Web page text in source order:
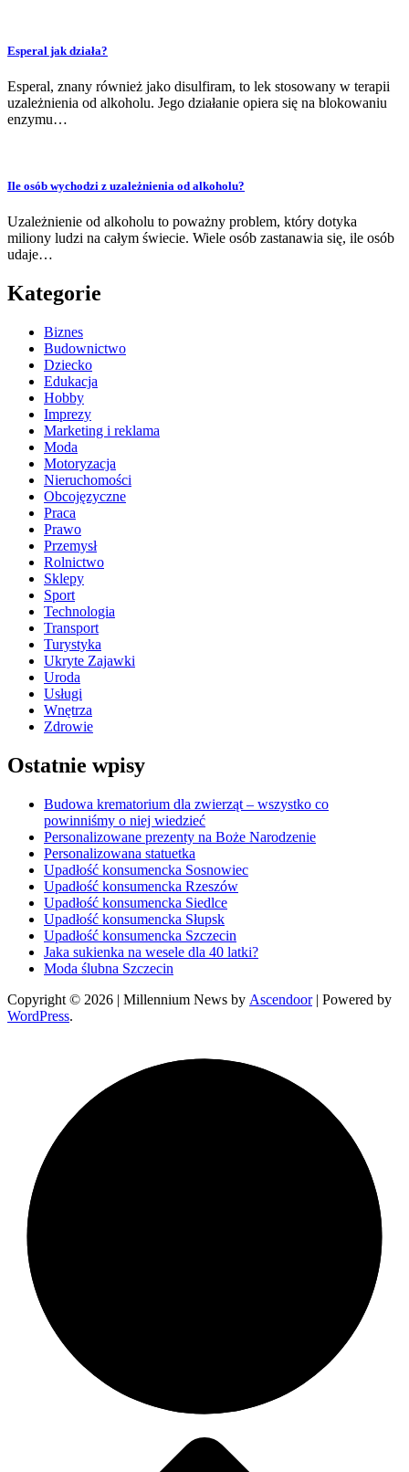
Esperal jak działa?
Esperal, znany również jako disulfiram, to lek stosowany w terapii
uzależnienia od alkoholu. Jego działanie opiera się na blokowaniu
enzymu…
Ile osób wychodzi z uzależnienia od alkoholu?
Uzależnienie od alkoholu to poważny problem, który dotyka
miliony ludzi na całym świecie. Wiele osób zastanawia się, ile osób
udaje…
Kategorie
Biznes
Budownictwo
Dziecko
Edukacja
Hobby
Imprezy
Marketing i reklama
Moda
Motoryzacja
Nieruchomości
Obcojęzyczne
Praca
Prawo
Przemysł
Rolnictwo
Sklepy
Sport
Technologia
Transport
Turystyka
Ukryte Zajawki
Uroda
Usługi
Wnętrza
Zdrowie
Ostatnie wpisy
Budowa krematorium dla zwierząt – wszystko co
powinniśmy o niej wiedzieć
Personalizowane prezenty na Boże Narodzenie
Personalizowana statuetka
Upadłość konsumencka Sosnowiec
Upadłość konsumencka Rzeszów
Upadłość konsumencka Siedlce
Upadłość konsumencka Słupsk
Upadłość konsumencka Szczecin
Jaka sukienka na wesele dla 40 latki?
Moda ślubna Szczecin
Copyright © 2026 | Millennium News by Ascendoor| Powered by
WordPress.